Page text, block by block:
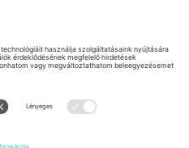
United Kingdom
167 City Road, London, Greater